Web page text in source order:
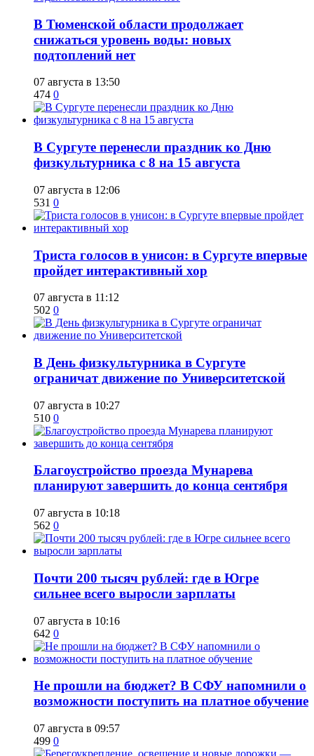
​В Тюменской области продолжает
снижаться уровень воды: новых
подтоплений нет
07 августа в 13:50
474 0
​В Сургуте перенесли праздник ко Дню
физкультурника с 8 на 15 августа
07 августа в 12:06
531 0
​Триста голосов в унисон: в Сургуте впервые
пройдет интерактивный хор
07 августа в 11:12
502 0
​В День физкультурника в Сургуте
ограничат движение по Университетской
07 августа в 10:27
510 0
Благоустройство проезда Мунарева
планируют завершить до конца сентября
07 августа в 10:18
562 0
​Почти 200 тысяч рублей: где в Югре
сильнее всего выросли зарплаты
07 августа в 10:16
642 0
Не прошли на бюджет? В СФУ напомнили о
возможности поступить на платное обучение
07 августа в 09:57
499 0